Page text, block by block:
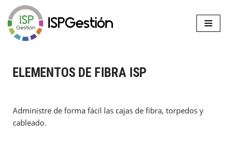
Saltar
ISPGestión
ELEMENTOS DE FIBRA ISP
Administre de forma fácil las cajas de fibra, torpedos y
cableado.